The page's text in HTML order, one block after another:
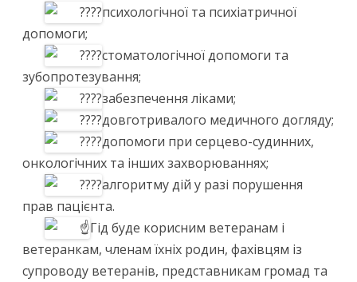
психологічної та психіатричної
допомоги;
стоматологічної допомоги та
зубопротезування;
забезпечення ліками;
довготривалого медичного догляду;
допомоги при серцево-судинних,
онкологічних та інших захворюваннях;
алгоритму дій у разі порушення
прав пацієнта.
Гід буде корисним ветеранам і
ветеранкам, членам їхніх родин, фахівцям із
супроводу ветеранів, представникам громад та